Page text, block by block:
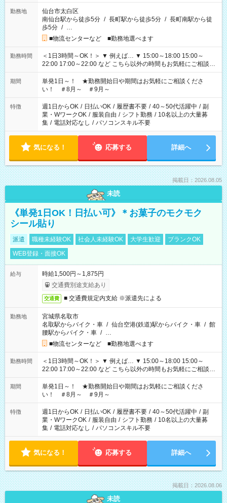
勤務地
仙台市太白区
南仙台駅から徒歩5分 / 長町駅から徒歩5分 / 長町南駅から徒
歩5分 / …
■物流センターなど ■勤務地選べます
勤務時間
＜1日3時間～OK！＞ ▼ 例えば… ▼ 15:00～18:00 15:00～
22:00 17:00～22:00 など こちら以外の時間もお気軽にご相談く
ださい！
期間
単発1日～！ ★勤務開始日や期間はお気軽にご相談くださ
い！ ＃8月～ ＃9月～
特徴 週1日からOK / 日払いOK / 履歴書不要 / 40～50代活躍中 / 副
業・WワークOK / 服装自由 / シフト勤務 / 10名以上の大量募
集 / 電話対応なし / パソコンスキル不要
気になる！ 応募する 詳細へ
掲載日：2026.08.05
未読
《単発1日OK！日払い可》＊お菓子のモクモク
シール貼り
派遣 職種未経験OK 社会人未経験OK 大学生歓迎
ブランクOK
WEB登録・面接OK
給与
時給1,500円～1,875円
交通費別途支給あり
交通費 ■ 交通費規定内支給 ※派遣先による
勤務地
宮城県名取市
名取駅からバイク・車 / 仙台空港(鉄道)駅からバイク・車 / 館
腰駅からバイク・車 / …
■物流センターなど ■勤務地選べます
勤務時間
＜1日3時間～OK！＞ ▼ 例えば… ▼ 15:00～18:00 15:00～
22:00 17:00～22:00 など こちら以外の時間もお気軽にご相談く
ださい！
期間
単発1日～！ ★勤務開始日や期間はお気軽にご相談くださ
い！ ＃8月～ ＃9月～
特徴 週1日からOK / 日払いOK / 履歴書不要 / 40～50代活躍中 / 副
業・WワークOK / 服装自由 / シフト勤務 / 10名以上の大量募
集 / 電話対応なし / パソコンスキル不要
気になる！ 応募する 詳細へ
掲載日：2026.08.06
未読